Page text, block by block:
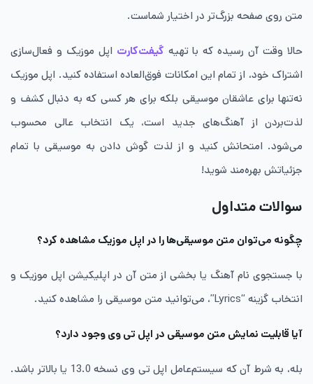
متن روی صفحه بزرگ‌تر در اختیار شماست.
حالا وقت آن رسیده که با تهیه گیفت‌کارت اپل موزیک و فعال‌سازی
اشتراک خود، از تمام این امکانات فوق‌العاده استفاده کنید. اپل موزیک
نه‌تنها برای عاشقان موسیقی بلکه برای هر کسی که به دنبال کشف و
لذت‌بردن از آهنگ‌های جدید است، یک انتخاب عالی محسوب
می‌شود. امتحانش کنید و از لذت گوش دادن به موسیقی با تمام
جزئیاتش بهره‌مند شوید!
سوالات متداول
چگونه می‌توان متن موسیقی‌ها را در اپل موزیک مشاهده کرد؟
با جستجوی نام آهنگ یا بخشی از متن آن در اپلیکیشن اپل موزیک و
انتخاب گزینه “Lyrics”، می‌توانید متن موسیقی را مشاهده کنید.
آیا قابلیت نمایش متن موسیقی در اپل تی وی وجود دارد؟
بله، به شرط آن که سیستم‌عامل اپل تی وی نسخه 13.0 یا بالاتر باشد.